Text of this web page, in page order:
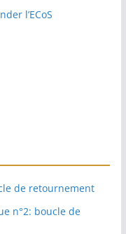
l’ECoS
de retournement
n°2: boucle de